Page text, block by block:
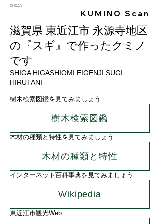
00045
KUMINO Scan
滋賀県 東近江市 永源寺地区
の『スギ』で作ったクミノ
です
SHIGA HIGASHIOMI EIGENJI SUGI
HIRUTANI
樹木検索図鑑を見てみましょう
樹木検索図鑑
木材の種類と特性を見てみましょう
木材の種類と特性
インターネット百科事典を見てみましょう
Wikipedia
東近江市観光Web